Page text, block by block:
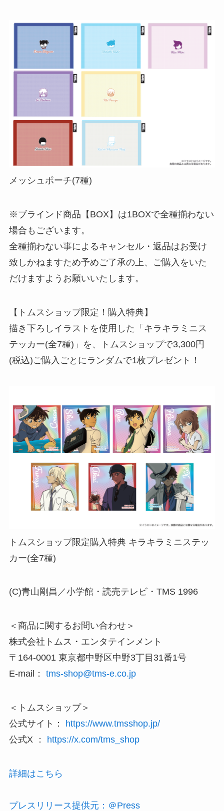
メッシュポーチ(7種)
※ブラインド商品【BOX】は1BOXで全種揃わない
場合もございます。
全種揃わない事によるキャンセル・返品はお受け
致しかねますため予めご了承の上、ご購入をいた
だけますようお願いいたします。
【トムスショップ限定！購入特典】
描き下ろしイラストを使用した「キラキラミニス
テッカー(全7種)」を、トムスショップで3,300円
(税込)ご購入ごとにランダムで1枚プレゼント！
トムスショップ限定購入特典 キラキラミニステッ
カー(全7種)
(C)青山剛昌／小学館・読売テレビ・TMS 1996
＜商品に関するお問い合わせ＞
株式会社トムス・エンタテインメント
〒164-0001 東京都中野区中野3丁目31番1号
E-mail： tms-shop@tms-e.co.jp
＜トムスショップ＞
公式サイト：
https://www.tmsshop.jp/
公式X ：
https://x.com/tms_shop
詳細はこちら
プレスリリース提供元：＠Press